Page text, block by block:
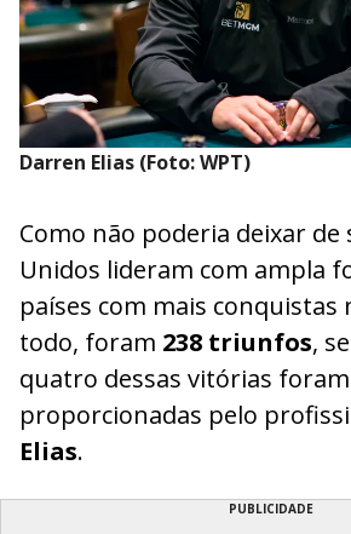
Darren Elias (Foto: WPT)
Como não poderia deixar de
Unidos lideram com ampla
países com mais conquistas
todo, foram 238 triunfos,
quatro dessas vitórias foram
proporcionadas pelo
Elias.
PUBLICIDADE